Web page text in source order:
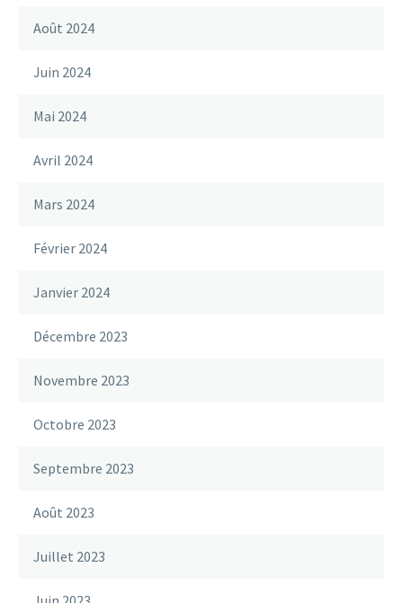
Août 2024
Juin 2024
Mai 2024
Avril 2024
Mars 2024
Février 2024
Janvier 2024
Décembre 2023
Novembre 2023
Octobre 2023
Septembre 2023
Août 2023
Juillet 2023